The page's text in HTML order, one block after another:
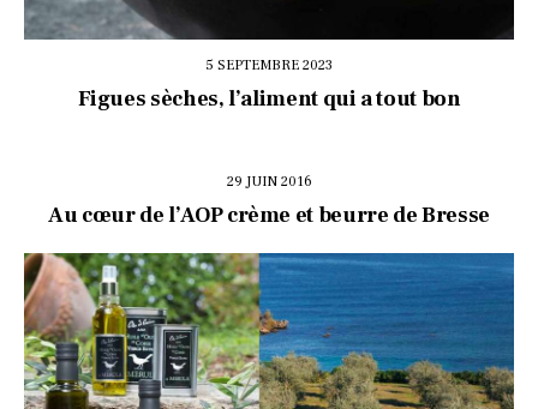
5 SEPTEMBRE 2023
Figues sèches, l’aliment qui a tout bon
29 JUIN 2016
Au cœur de l’AOP crème et beurre de Bresse